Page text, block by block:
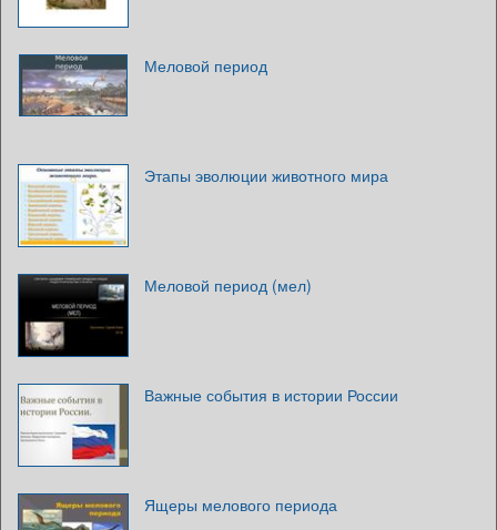
Меловой период
Этапы эволюции животного мира
Меловой период (мел)
Важные события в истории России
Ящеры мелового периода